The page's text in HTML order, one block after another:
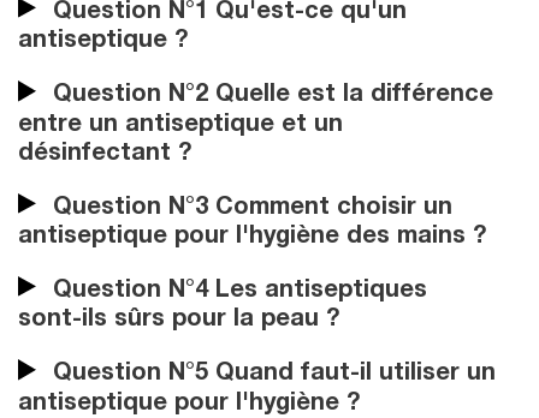
Question N°1 Qu'est-ce qu'un
antiseptique ?
Question N°2 Quelle est la différence
entre un antiseptique et un
désinfectant ?
Question N°3 Comment choisir un
antiseptique pour l'hygiène des mains ?
Question N°4 Les antiseptiques
sont-ils sûrs pour la peau ?
Question N°5 Quand faut-il utiliser un
antiseptique pour l'hygiène ?